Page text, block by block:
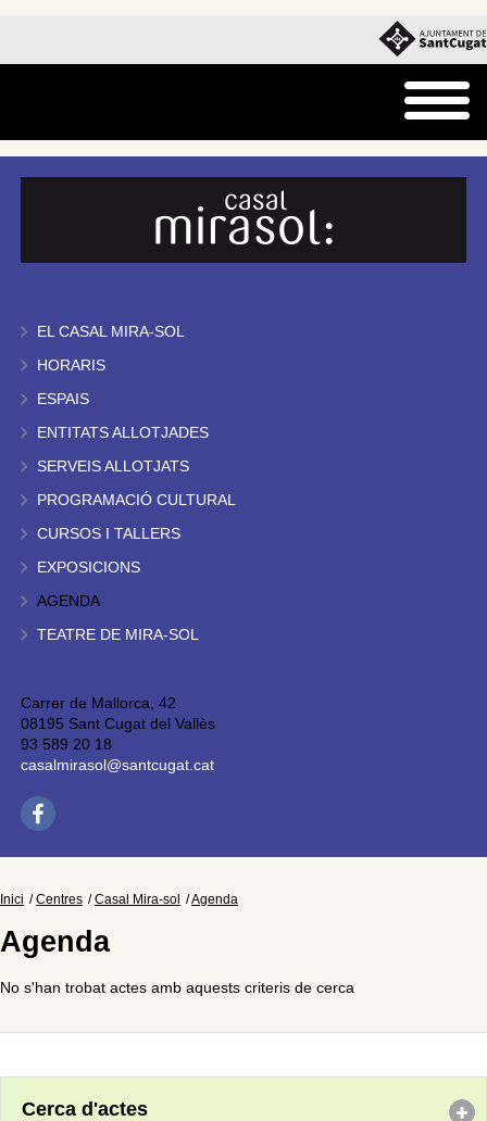
EL CASAL MIRA-SOL
HORARIS
ESPAIS
ENTITATS ALLOTJADES
SERVEIS ALLOTJATS
PROGRAMACIÓ CULTURAL
CURSOS I TALLERS
EXPOSICIONS
AGENDA
TEATRE DE MIRA-SOL
Carrer de Mallorca, 42
08195 Sant Cugat del Vallès
93 589 20 18
casalmirasol@santcugat.cat
Inici Centres Casal Mira-sol Agenda
Agenda
No s'han trobat actes amb aquests criteris de cerca
Cerca d'actes